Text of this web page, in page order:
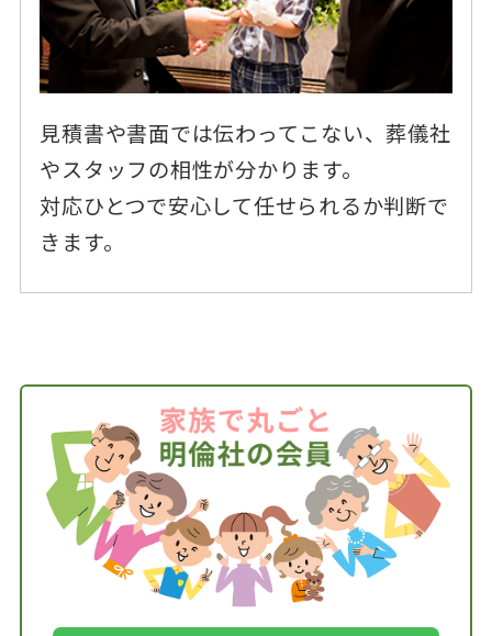
見積書や書面では伝わってこない、葬儀社
やスタッフの相性が分かります。
対応ひとつで安心して任せられるか判断で
きます。